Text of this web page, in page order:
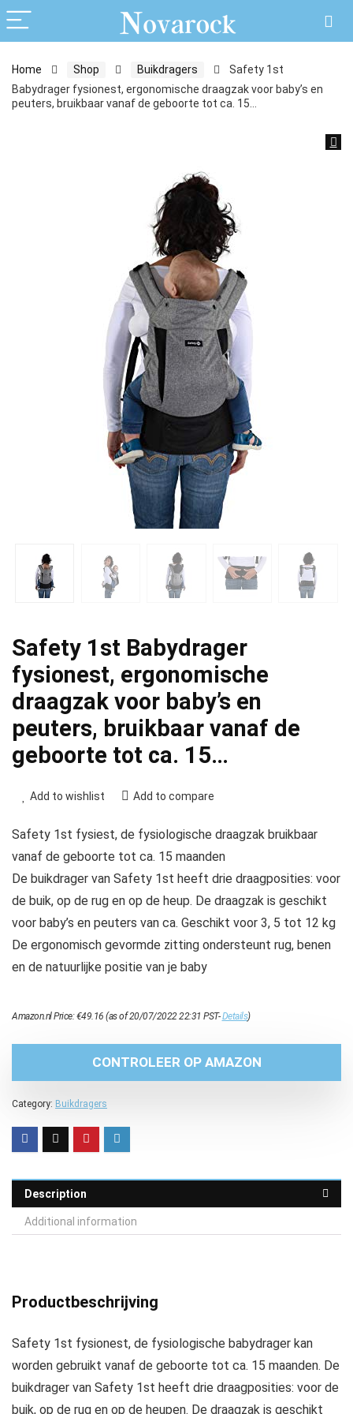
Home Shop Buikdragers
Safety 1st
Babydrager fysionest, ergonomische draagzak voor baby’s en
peuters, bruikbaar vanaf de geboorte tot ca. 15…
Safety 1st Babydrager
fysionest, ergonomische
draagzak voor baby’s en
peuters, bruikbaar vanaf de
geboorte tot ca. 15…
Add to wishlist Add to compare
Safety 1st fysiest, de fysiologische draagzak bruikbaar
vanaf de geboorte tot ca. 15 maanden
De buikdrager van Safety 1st heeft drie draagposities: voor
de buik, op de rug en op de heup. De draagzak is geschikt
voor baby’s en peuters van ca. Geschikt voor 3, 5 tot 12 kg
De ergonomisch gevormde zitting ondersteunt rug, benen
en de natuurlijke positie van je baby
Amazon.nl Price:€49.16 (as of 20/07/2022 22:31 PST-Details)
CONTROLEER OP AMAZON
Category: Buikdragers
Description
Additional information
Productbeschrijving
Safety 1st fysionest, de fysiologische babydrager kan
worden gebruikt vanaf de geboorte tot ca. 15 maanden. De
buikdrager van Safety 1st heeft drie draagposities: voor de
buik, op de rug en op de heupen. De draagzak is geschikt